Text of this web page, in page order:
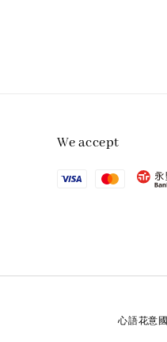
We accept
心語花意